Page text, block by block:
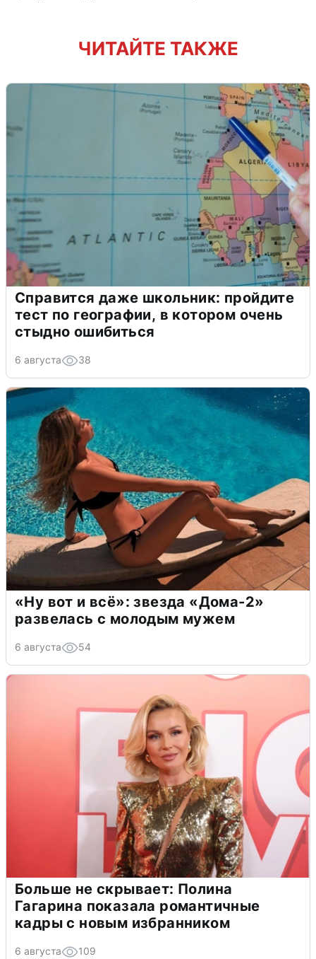
ЧИТАЙТЕ ТАКЖЕ
Справится даже школьник: пройдите
тест по географии, в котором очень
стыдно ошибиться
6 августа 38
«Ну вот и всё»: звезда «Дома-2»
развелась с молодым мужем
6 августа 54
Больше не скрывает: Полина
Гагарина показала романтичные
кадры с новым избранником
6 августа 109